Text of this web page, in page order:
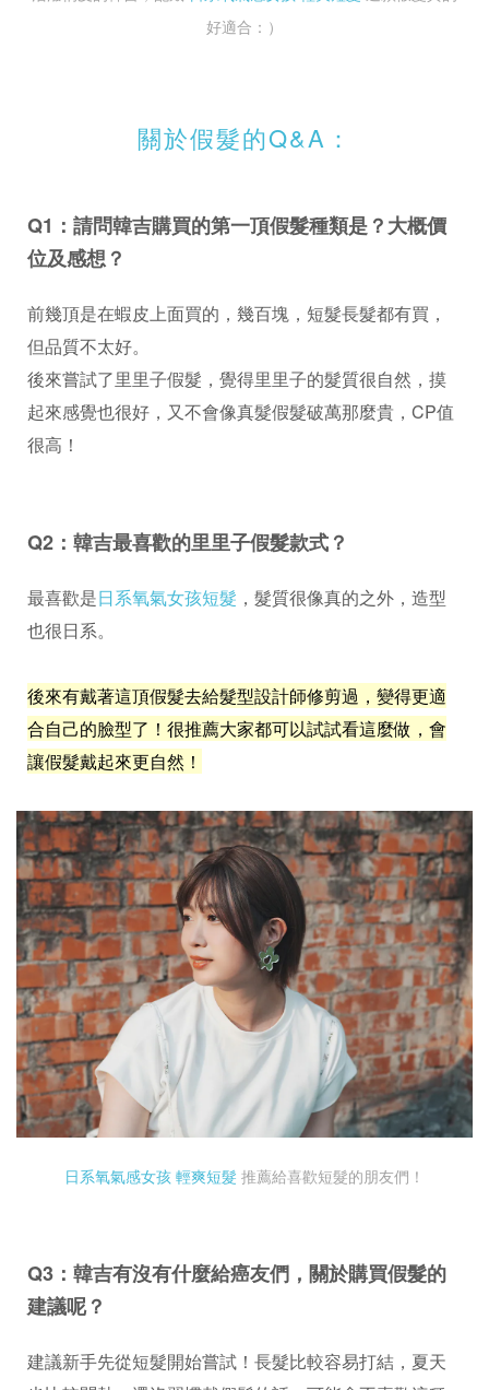
好適合：）
關於假髮的Q&A：
Q1：請問韓吉購買的第一頂假髮種類是？大概價
位及感想？
前幾頂是在蝦皮上面買的，幾百塊，短髮長髮都有買，
但品質不太好。
後來嘗試了里里子假髮，覺得里里子的髮質很自然，摸
起來感覺也很好，又不會像真髮假髮破萬那麼貴，CP值
很高！
Q2：韓吉最喜歡的里里子假髮款式？
最喜歡是日系氧氣女孩短髮 ，髮質很像真的之外，造型
也很日系。
後來有戴著這頂假髮去給髮型設計師修剪過，變得更適
合自己的臉型了！很推薦大家都可以試試看這麼做，會
讓假髮戴起來更自然！
日系氧氣感女孩 輕爽短髮 推薦給喜歡短髮的朋友們！
Q3：韓吉有沒有什麼給癌友們，關於購買假髮的
建議呢？
建議新手先從短髮開始嘗試！長髮比較容易打結，夏天